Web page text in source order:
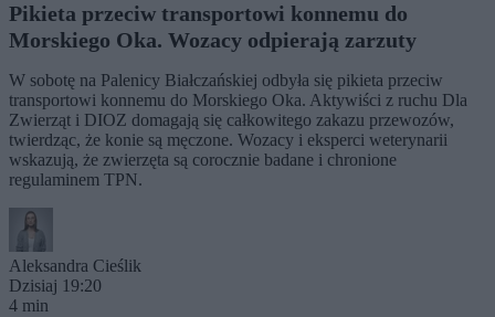
Pikieta przeciw transportowi konnemu do
Morskiego Oka. Wozacy odpierają zarzuty
W sobotę na Palenicy Białczańskiej odbyła się pikieta przeciw
transportowi konnemu do Morskiego Oka. Aktywiści z ruchu Dla
Zwierząt i DIOZ domagają się całkowitego zakazu przewozów,
twierdząc, że konie są męczone. Wozacy i eksperci weterynarii
wskazują, że zwierzęta są corocznie badane i chronione
regulaminem TPN.
Aleksandra Cieślik
Dzisiaj 19:20
4 min